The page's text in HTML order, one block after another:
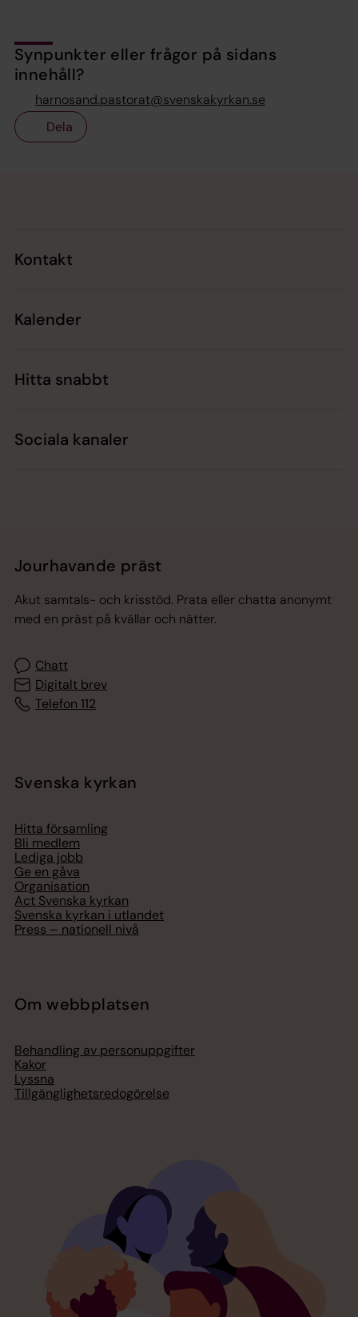
Synpunkter eller frågor på sidans
innehåll?
harnosand.pastorat@svenskakyrkan.se
Dela
Kontakt
Kalender
Hitta snabbt
Sociala kanaler
Jourhavande präst
Akut samtals- och krisstöd. Prata eller chatta anonymt
med en präst på kvällar och nätter.
Chatt
Digitalt brev
Telefon 112
Svenska kyrkan
Hitta församling
Bli medlem
Lediga jobb
Ge en gåva
Organisation
Act Svenska kyrkan
Svenska kyrkan i utlandet
Press – nationell nivå
Om webbplatsen
Behandling av personuppgifter
Kakor
Lyssna
Tillgänglighetsredogörelse